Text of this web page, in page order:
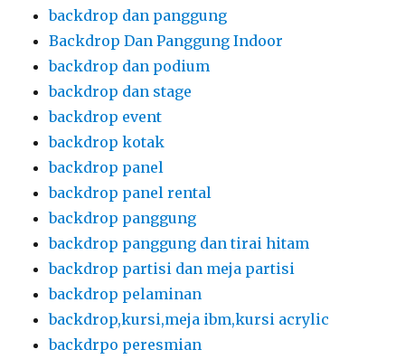
backdrop dan panggung
Backdrop Dan Panggung Indoor
backdrop dan podium
backdrop dan stage
backdrop event
backdrop kotak
backdrop panel
backdrop panel rental
backdrop panggung
backdrop panggung dan tirai hitam
backdrop partisi dan meja partisi
backdrop pelaminan
backdrop,kursi,meja ibm,kursi acrylic
backdrpo peresmian